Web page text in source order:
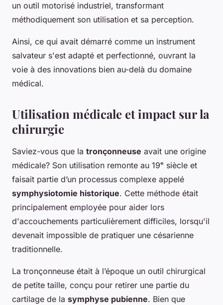
un outil motorisé industriel, transformant
méthodiquement son utilisation et sa perception.
Ainsi, ce qui avait démarré comme un instrument
salvateur s'est adapté et perfectionné, ouvrant la
voie à des innovations bien au-delà du domaine
médical.
Utilisation médicale et impact sur la
chirurgie
Saviez-vous que la tronçonneuse avait une origine
médicale? Son utilisation remonte au 19ᵉ siècle et
faisait partie d’un processus complexe appelé
symphysiotomie historique. Cette méthode était
principalement employée pour aider lors
d'accouchements particulièrement difficiles, lorsqu'il
devenait impossible de pratiquer une césarienne
traditionnelle.
La tronçonneuse était à l’époque un outil chirurgical
de petite taille, conçu pour retirer une partie du
cartilage de la symphyse pubienne. Bien que